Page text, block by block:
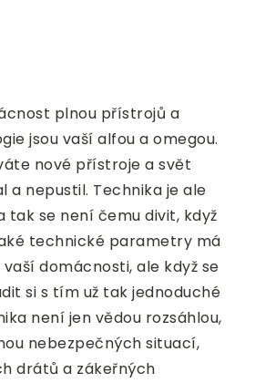
plnou přístrojů a
jsou vaší alfou a omegou.
nové přístroje a svět
a nepustil. Technika je ale
tak se není čemu divit, když
technické parametry má
domácnosti, ale když se
si s tím už tak jednoduché
není jen vědou rozsáhlou,
nebezpečných situací,
drátů a zákeřných